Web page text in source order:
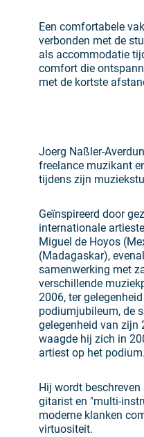
Een comfortabele
verbonden met de
als accommodatie
comfort die
met de kortste
Joerg Naßler-
freelance muzikant
tijdens zijn
Geïnspireerd door
internationale
Miguel de Hoyos
(Madagaskar),
samenwerking met
verschillende
2006, ter
podiumjubileum, de
gelegenheid van zijn
waagde hij zich in
artiest op het podium.
Hij wordt
gitarist en "multi-
moderne klanken
virtuositeit.